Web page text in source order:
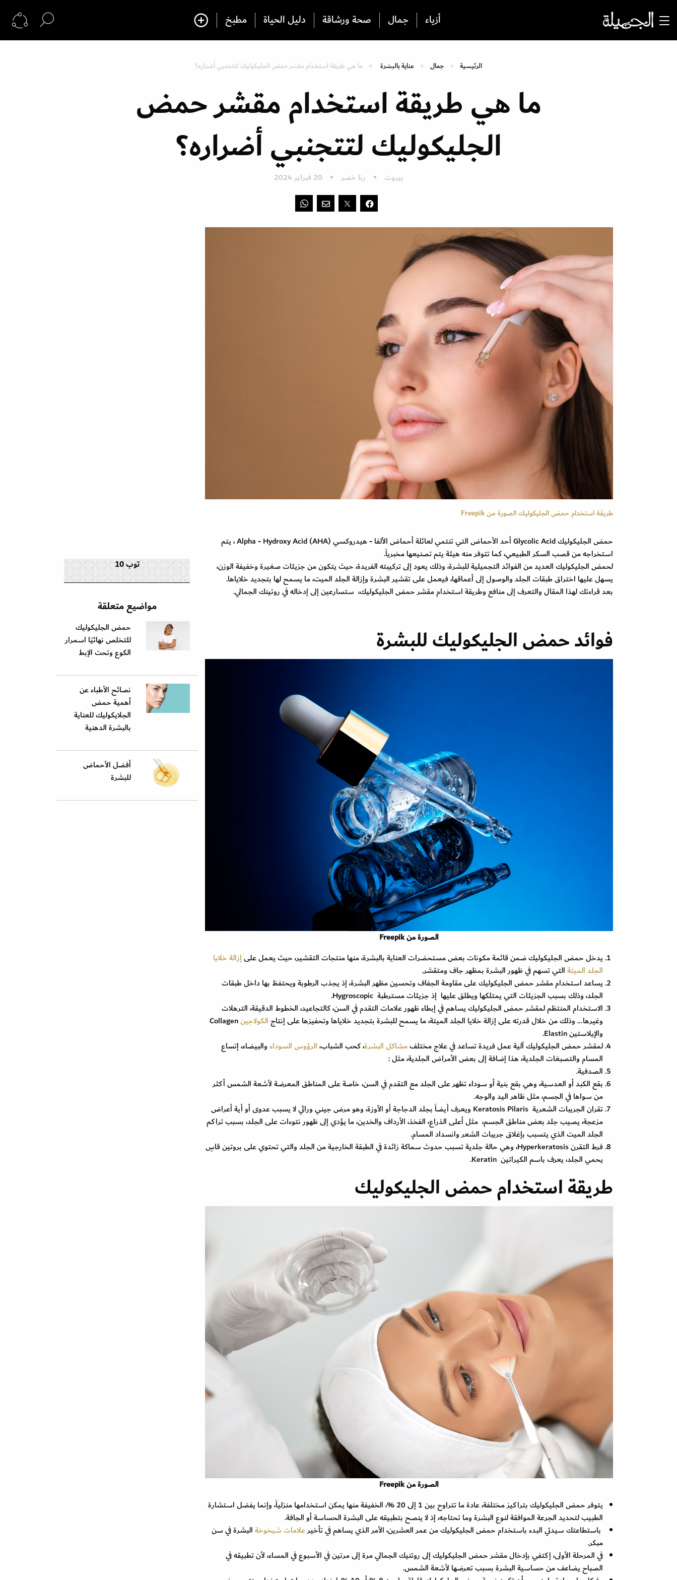
أزياء جمال صحة ورشاقة دليل الحياة مطبخ
الرئيسية جمال عناية بالبشرة ما هي طريقة استخدام مقشر حمض الجليكوليك لتتجنبي أضراره؟
ما هي طريقة استخدام مقشر حمض
الجليكوليك لتتجنبي أضراره؟
بيروت رنا خضر 20 فبراير 2024
طريقة استخدام حمض الجليكوليك الصورة من Freepik
حمض الجليكوليك Glycolic Acid أحد الأحماض التي تنتمي لعائلة أحماض الألفا - هيدروكسي Alpha - Hydroxy Acid (AHA) ، يتم
استخراجه من قصب السكر الطبيعي، كما تتوفر منه هيئة يتم تصنيعها مخبرياً.
لحمض الجليكوليك العديد من الفوائد التجميلية للبشرة، وذلك يعود إلى تركيبته الفريدة، حيث يتكون من جزيئات صغيرة وخفيفة الوزن،
يسهل عليها اختراق طبقات الجلد والوصول إلى أعماقها، فيعمل على تقشير البشرة وإزالة الجلد الميت، ما يسمح لها بتجديد خلاياها.
بعد قراءتك لهذا المقال والتعرف إلى منافع وطريقة استخدام مقشر حمض الجليكوليك، ستسارعين إلى إدخاله في روتينك الجمالي.
فوائد حمض الجليكوليك للبشرة
الصورة من Freepik
يدخل حمض الجليكوليك ضمن قائمة مكونات بعض مستحضرات العناية بالبشرة، منها منتجات التقشير، حيث يعمل علىإزالة خلايا
الجلد الميتةالتي تسهم في ظهور البشرة بمظهر جاف ومتقشر.
يساعد استخدام مقشر حمض الجليكوليك على مقاومة الجفاف وتحسين مظهر البشرة، إذ يجذب الرطوبة ويحتفظ بها داخل طبقات
الجلد، وذلك بسبب الجزيئات التي يمتلكها ويطلق عليها إذ جزيئات مسترطبة Hygroscopic.
الاستخدام المنتظم لمقشر حمض الجليكوليك يساهم في إبطاء ظهور علامات التقدم في السن، كالتجاعيد، الخطوط الدقيقة، الترهلات
وغيرها... وذلك من خلال قدرته على إزالة خلايا الجلد الميتة، ما يسمح للبشرة بتجديد خلاياها وتحفيزها على إنتاج الكولاجينCollagen
والإيلاستين Elastin.
لمقشر حمض الجليكوليك آلية عمل فريدة تساعد في علاج مختلفمشاكل البشرة، كحب الشباب،الرؤوس السوداءوالبيضاء، إتساع
المسام والتصبغات الجلدية، هذا إضافة إلى بعض الأمراض الجلدية، مثل :
الصدفية.
بقع الكبد أو العدسية، وهي بقع بنية أو سوداء تظهر على الجلد مع التقدم في السن، خاصة على المناطق المعرضة لأشعة الشمس أكثر
من سواها في الجسم، مثل ظاهر اليد والوجه.
تقران الجريبات الشعرية Keratosis Pilaris ويعرف أيضاً بجلد الدجاجة أو الأوزة، وهو مرض جيني وراثي لا يسبب عدوى أو أية أعراض
مزعجة، يصيب جلد بعض مناطق الجسم، مثل أعلى الذراع، الفخذ، الأرداف والخدين، ما يؤدي إلى ظهور نتوءات على الجلد، بسبب تراكم
الجلد الميت الذي يتسبب بإغلاق جريبات الشعر وانسداد المسام.
فرط التقرن Hyperkeratosis، وهي حالة جلدية تسبب حدوث سماكة زائدة في الطبقة الخارجية من الجلد والتي تحتوي على بروتين قاسٍ
يحمي الجلد، يعرف باسم الكيراتين Keratin.
طريقة استخدام حمض الجليكوليك
الصورة من Freepik
يتوفر حمض الجليكوليك بتراكيز مختلفة، عادة ما تتراوح بين 1 إلى 20 %، الخفيفة منها يمكن استخدامها منزلياً، وإنما يفضل استشارة
الطبيب لتحديد الجرعة الموافقة لنوع البشرة وما تحتاجه، إذ لا ينصح بتطبيقه على البشرة الحساسة أو الجافة.
باستطاعتك سيدتي البدء باستخدام حمض الجليكوليك من عمر العشرين، الأمر الذي يساهم في تأخيرعلامات شيخوخةالبشرة في سن
مبكر.
في المرحلة الأولى، إكتفي بإدخال مقشر حمض الجليكوليك إلى روتنيك الجمالي مرة إلى مرتين في الأسبوع في المساء، لأن تطبيقه في
الصباح يضاعف من حساسية البشرة بسبب تعرضها لأشعة الشمس.
توب 10
مواضيع متعلقة
حمض الجليكوليك
للتخلص نهائيًا اسمرار
الكوع وتحت الإبط
نصائح الأطباء عن
أهمية حمض
الجلايكوليك للعناية
بالبشرة الدهنية
أفضل الأحماض
للبشرة